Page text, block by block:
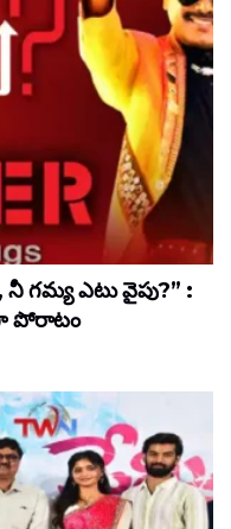
గమ్య ఎటు వైపు?” :
పోరాటం